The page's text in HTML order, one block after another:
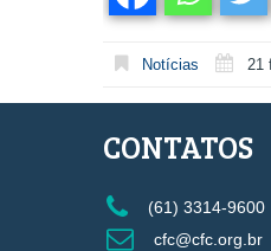
Notícias 21
CONTATOS
(61) 3314-9600
cfc@cfc.org.br